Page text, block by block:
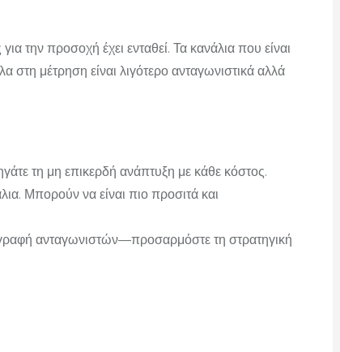
την προσοχή έχει ενταθεί. Τα κανάλια που είναι
μέτρηση είναι λιγότερο ανταγωνιστικά αλλά
τη μη επικερδή ανάπτυξη με κάθε κόστος.
Μπορούν να είναι πιο προσιτά και
ανταγωνιστών—προσαρμόστε τη στρατηγική